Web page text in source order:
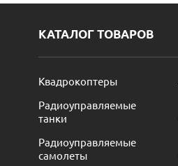
КАТАЛОГ ТОВАРОВ
Квадрокоптеры
Радиоуправляемые
танки
Радиоуправляемые
самолеты